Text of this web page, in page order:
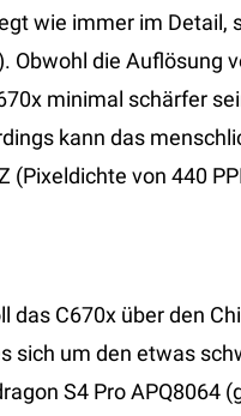
wie immer im Detail,
Obwohl die Auflösung
minimal schärfer
kann das
(Pixeldichte von 440
das C670x über den
sich um den etwas
S4 Pro APQ8064